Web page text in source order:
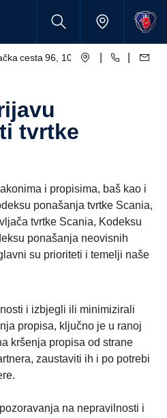
cesta 96, 10250 Lučko
tvrtke
i propisima, baš kao i
ponašanja tvrtke Scania,
tvrtke Scania, Kodeksu
ponašanja neovisnih
su prioriteti i temelji naše
i izbjegli ili minimizirali
propisa, ključno je u ranoj
kršenja propisa od strane
zaustaviti ih i po potrebi
na nepravilnosti i